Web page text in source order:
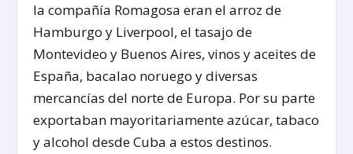
la compañía Romagosa eran el arroz de
Hamburgo y Liverpool, el tasajo de
Montevideo y Buenos Aires, vinos y aceites de
España, bacalao noruego y diversas
mercancías del norte de Europa. Por su parte
exportaban mayoritariamente azúcar, tabaco
y alcohol desde Cuba a estos destinos.